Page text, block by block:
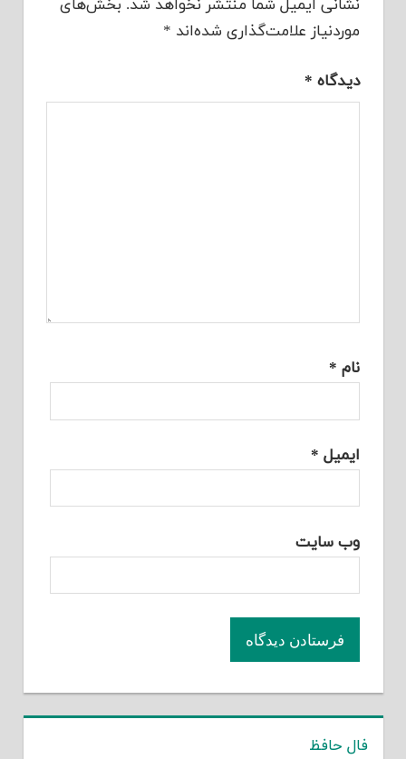
نشانی ایمیل شما منتشر نخواهد شد. بخش‌های
موردنیاز علامت‌گذاری شده‌اند *
دیدگاه *
نام *
ایمیل *
وب‌ سایت
فال حافظ